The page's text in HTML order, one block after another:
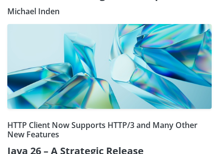
Michael Inden
HTTP Client Now Supports HTTP/3 and Many Other
New Features
Java 26 – A Strategic Release